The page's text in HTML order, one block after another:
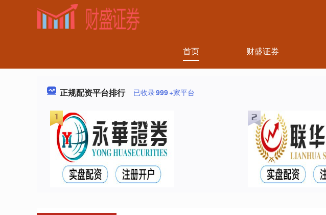
首页 财盛证券
正规配资平台排行 已收录999+家平台